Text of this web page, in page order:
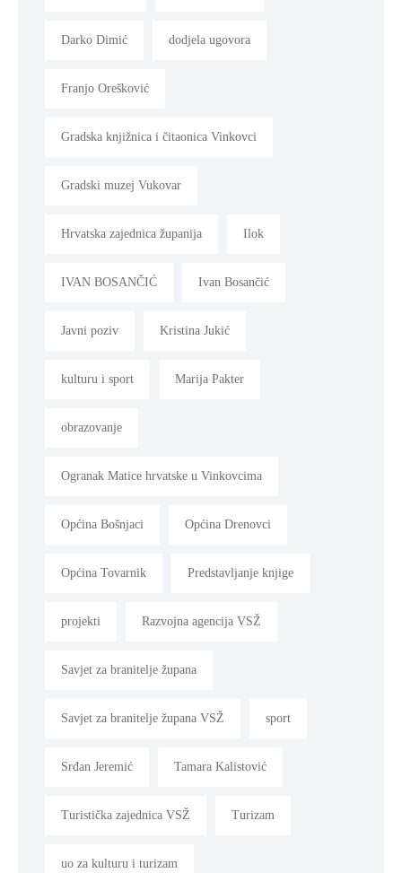
Darko Dimić dodjela ugovora
Franjo Orešković
Gradska knjižnica i čitaonica Vinkovci
Gradski muzej Vukovar
Hrvatska zajednica županija Ilok
IVAN BOSANČIĆ Ivan Bosančić
Javni poziv Kristina Jukić
kulturu i sport Marija Pakter
obrazovanje
Ogranak Matice hrvatske u Vinkovcima
Općina Bošnjaci Općina Drenovci
Općina Tovarnik Predstavljanje knjige
projekti Razvojna agencija VSŽ
Savjet za branitelje župana
Savjet za branitelje župana VSŽ sport
Srđan Jeremić Tamara Kalistović
Turistička zajednica VSŽ Turizam
uo za kulturu i turizam